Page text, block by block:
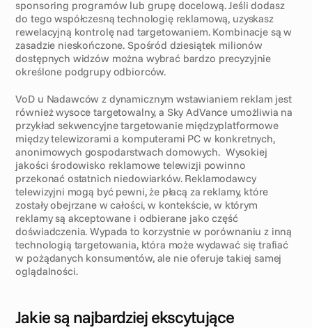
sponsoring programów lub grupę docelową. Jeśli dodasz
do tego współczesną technologię reklamową, uzyskasz
rewelacyjną kontrolę nad targetowaniem. Kombinacje są w
zasadzie nieskończone. Spośród dziesiątek milionów
dostępnych widzów można wybrać bardzo precyzyjnie
określone podgrupy odbiorców.
VoD u Nadawców z dynamicznym wstawianiem reklam jest
również wysoce targetowalny, a Sky AdVance umożliwia na
przykład sekwencyjne targetowanie międzyplatformowe
między telewizorami a komputerami PC w konkretnych,
anonimowych gospodarstwach domowych.  Wysokiej
jakości środowisko reklamowe telewizji powinno
przekonać ostatnich niedowiarków. Reklamodawcy
telewizyjni mogą być pewni, że płacą za reklamy, które
zostały obejrzane w całości, w kontekście, w którym
reklamy są akceptowane i odbierane jako część
doświadczenia. Wypada to korzystnie w porównaniu z inną
technologią targetowania, która może wydawać się trafiać
w pożądanych konsumentów, ale nie oferuje takiej samej
oglądalności.
Jakie są najbardziej ekscytujące